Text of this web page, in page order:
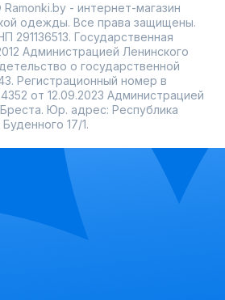
- интернет-магазин
одежды. Все права защищены.
291136513. Государственная
Администрацией Ленинского
о государственной
Регистрационный номер в
от 12.09.2023 Администрацией
Юр. адрес: Республика
17/1.